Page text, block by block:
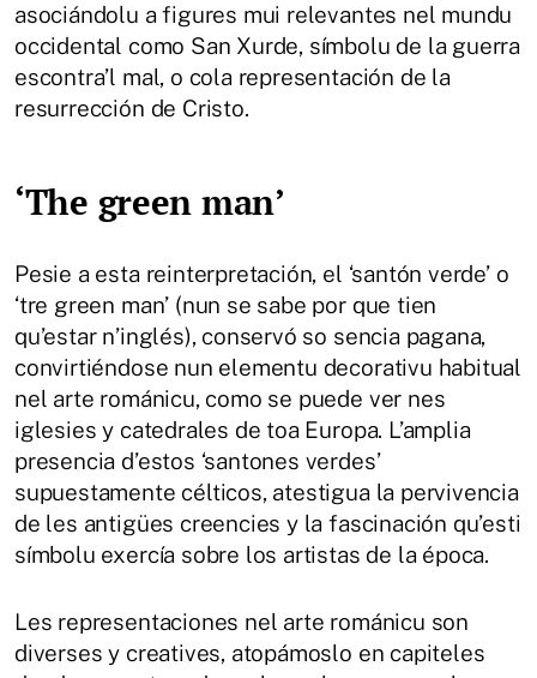
asociándolu a figures mui relevantes nel mundu
occidental como San Xurde, símbolu de la guerra
escontra’l mal, o cola representación de la
resurrección de Cristo.
‘The green man’
Pesie a esta reinterpretación, el ‘santón verde’ o
‘tre green man’ (nun se sabe por que tien
qu’estar n’inglés), conservó so sencia pagana,
convirtiéndose nun elementu decorativu habitual
nel arte románicu, como se puede ver nes
iglesies y catedrales de toa Europa. L’amplia
presencia d’estos ‘santones verdes’
supuestamente célticos, atestigua la pervivencia
de les antigües creencies y la fascinación qu’esti
símbolu exercía sobre los artistas de la época.
Les representaciones nel arte románicu son
diverses y creatives, atopámoslo en capiteles